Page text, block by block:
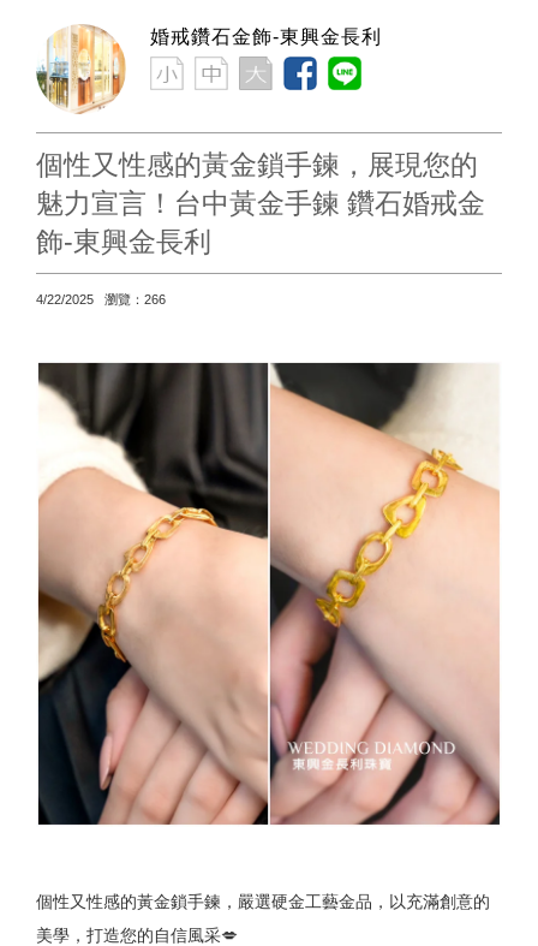
婚戒鑽石金飾-東興金長利
個性又性感的黃金鎖手鍊，展現您的
魅力宣言！台中黃金手鍊 鑽石婚戒金
飾-東興金長利
4/22/2025 瀏覽：266
個性又性感的黃金鎖手鍊，嚴選硬金工藝金品，以充滿創意的
美學，打造您的自信風采💋